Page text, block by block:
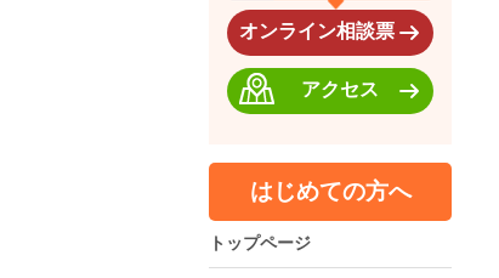
オンライン相談票
アクセス
はじめての方へ
トップページ